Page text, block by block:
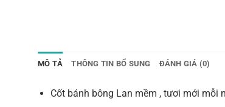
MÔ TẢ THÔNG TIN BỔ SUNG ĐÁNH GIÁ (0)
Cốt bánh bông Lan mềm , tươi mới mỗi